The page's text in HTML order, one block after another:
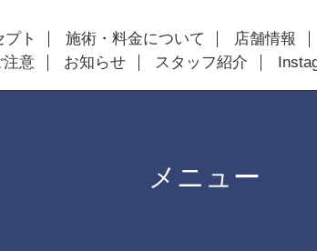
ト 施術・料金について 店舗情報
注意
お知らせ スタッフ紹介
メニュー